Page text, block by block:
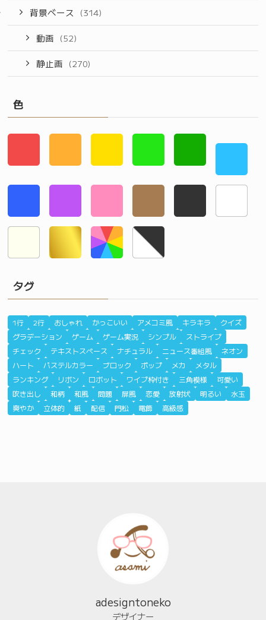
背景ベース (314)
動画 (52)
静止画 (270)
色
タグ
1行 2行 おしゃれ かっこいい アメコミ風 キラキラ
クイズ
グラデーション
ゲーム ゲーム実況 シンプル
ストライプ
チェック
テキストスペース ナチュラル ニュース番組風
ネオン
ハート
パステルカラー ブロック ポップ メカ
メタル
ランキング
リボン ロボット ワイプ枠付き 三角模様
可愛い
吹き出し
和柄 和風 問題 屏風 恋愛 放射状 明るい
水玉
爽やか
立体的 紙 配信 門松 電飾 高級感
adesigntoneko
デザイナー